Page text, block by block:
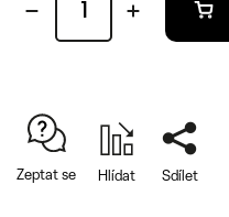
Zeptat se Hlídat Sdílet